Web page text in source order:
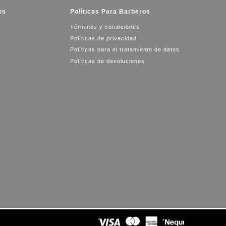
Políticas Para Barberos
Términos y condiciones
Políticas de privacidad
Políticas para el tratamiento de datos
Políticas de devoluciones